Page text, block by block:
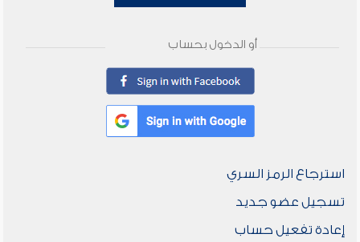
أو الدخول بحساب
استرجاع الرمز السري
تسجيل عضو جديد
إعادة تفعيل حساب